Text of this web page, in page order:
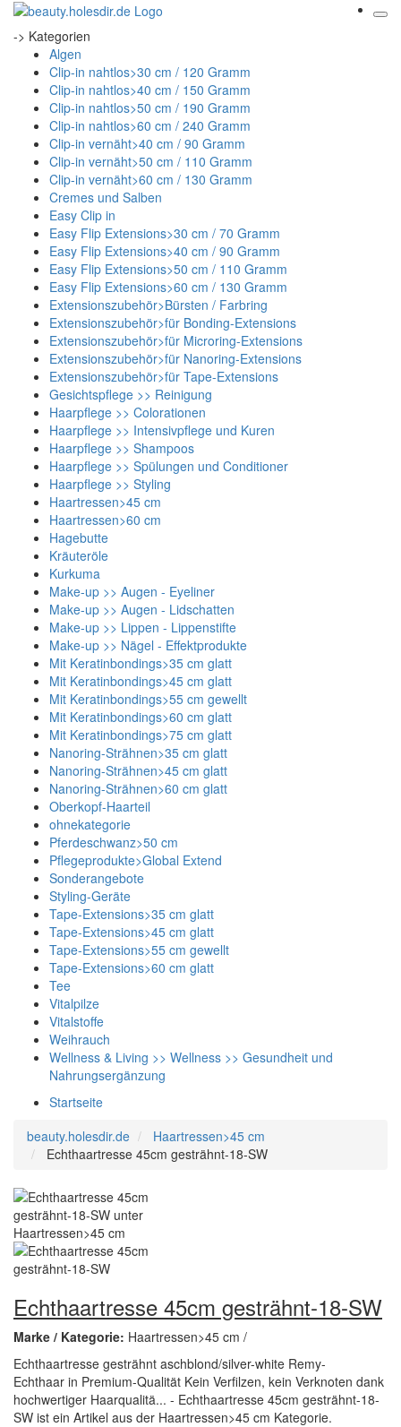
-> Kategorien
Algen
Clip-in nahtlos>30 cm / 120 Gramm
Clip-in nahtlos>40 cm / 150 Gramm
Clip-in nahtlos>50 cm / 190 Gramm
Clip-in nahtlos>60 cm / 240 Gramm
Clip-in vernäht>40 cm / 90 Gramm
Clip-in vernäht>50 cm / 110 Gramm
Clip-in vernäht>60 cm / 130 Gramm
Cremes und Salben
Easy Clip in
Easy Flip Extensions>30 cm / 70 Gramm
Easy Flip Extensions>40 cm / 90 Gramm
Easy Flip Extensions>50 cm / 110 Gramm
Easy Flip Extensions>60 cm / 130 Gramm
Extensionszubehör>Bürsten / Farbring
Extensionszubehör>für Bonding-Extensions
Extensionszubehör>für Microring-Extensions
Extensionszubehör>für Nanoring-Extensions
Extensionszubehör>für Tape-Extensions
Gesichtspflege >> Reinigung
Haarpflege >> Colorationen
Haarpflege >> Intensivpflege und Kuren
Haarpflege >> Shampoos
Haarpflege >> Spülungen und Conditioner
Haarpflege >> Styling
Haartressen>45 cm
Haartressen>60 cm
Hagebutte
Kräuteröle
Kurkuma
Make-up >> Augen - Eyeliner
Make-up >> Augen - Lidschatten
Make-up >> Lippen - Lippenstifte
Make-up >> Nägel - Effektprodukte
Mit Keratinbondings>35 cm glatt
Mit Keratinbondings>45 cm glatt
Mit Keratinbondings>55 cm gewellt
Mit Keratinbondings>60 cm glatt
Mit Keratinbondings>75 cm glatt
Nanoring-Strähnen>35 cm glatt
Nanoring-Strähnen>45 cm glatt
Nanoring-Strähnen>60 cm glatt
Oberkopf-Haarteil
ohnekategorie
Pferdeschwanz>50 cm
Pflegeprodukte>Global Extend
Sonderangebote
Styling-Geräte
Tape-Extensions>35 cm glatt
Tape-Extensions>45 cm glatt
Tape-Extensions>55 cm gewellt
Tape-Extensions>60 cm glatt
Tee
Vitalpilze
Vitalstoffe
Weihrauch
Wellness & Living >> Wellness >> Gesundheit und
Nahrungsergänzung
Startseite
beauty.holesdir.de
Haartressen>45 cm
Echthaartresse 45cm gesträhnt-18-SW
Echthaartresse 45cm gesträhnt-18-SW
Marke / Kategorie: Haartressen>45 cm /
Echthaartresse gesträhnt aschblond/silver-white Remy-
Echthaar in Premium-Qualität Kein Verfilzen, kein Verknoten dank
hochwertiger Haarqualitä... - Echthaartresse 45cm gesträhnt-18-
SW ist ein Artikel aus der Haartressen>45 cm Kategorie.